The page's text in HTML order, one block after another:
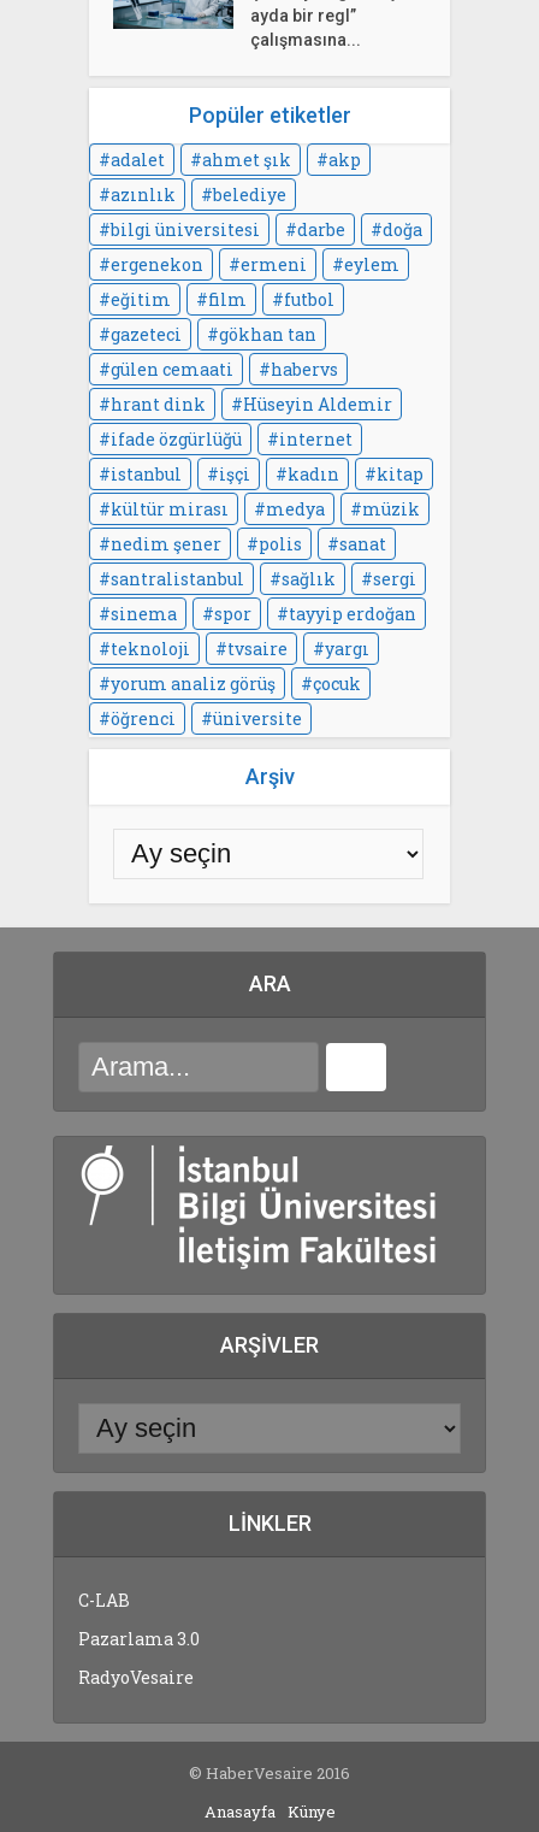
ayda bir regl”
çalışmasına...
Popüler etiketler
adalet ahmet şık
akp
azınlık
belediye
bilgi üniversitesi
darbe
doğa
ergenekon
ermeni
eylem
eğitim
film
futbol
gazeteci
gökhan tan
gülen cemaati
habervs
hrant dink
Hüseyin Aldemir
ifade özgürlüğü
internet
istanbul
işçi kadın
kitap
kültür mirası
medya
müzik
nedim şener
polis
sanat
santralistanbul
sağlık
sergi
sinema
spor
tayyip erdoğan
teknoloji
tvsaire
yargı
yorum analiz görüş
çocuk
öğrenci
üniversite
Arşiv
ARA
ARŞIVLER
LINKLER
C-LAB
Pazarlama 3.0
RadyoVesaire
© HaberVesaire 2016
Anasayfa Künye